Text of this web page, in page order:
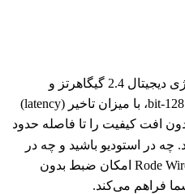
این محصول با به کارگیری تکنولوژی دیجیتال 2.4 گیگاهرتز و
الگوریتم‌های encryption پیشرفته 128-bit، با میزان تاخیر (latency)
افت کیفیت را تا فاصله حدود
چه در استودیو باشید و چه در
فضای باز، Rode Wireless GO Gen 3 White امکان ضبط بدون
فراهم می‌کند.